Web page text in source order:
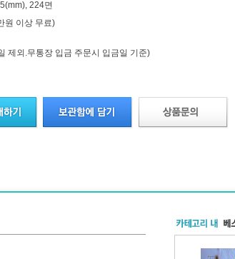
224면
원 이상 무료)
제외.무통장 입금 주문시 입금일 기준)